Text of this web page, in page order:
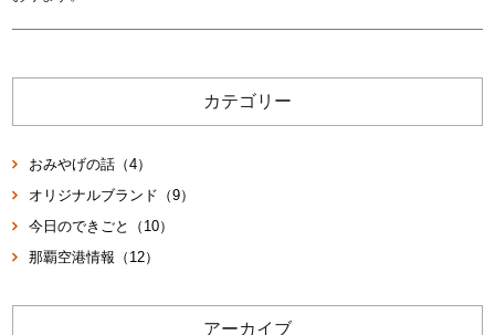
カテゴリー
おみやげの話（4）
オリジナルブランド（9）
今日のできごと（10）
那覇空港情報（12）
アーカイブ